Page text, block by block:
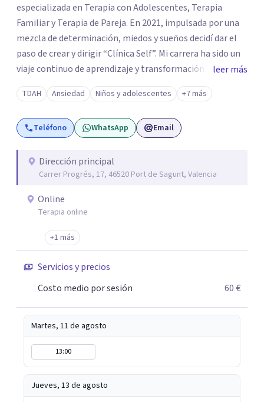
especializada en Terapia con Adolescentes, Terapia
Familiar y Terapia de Pareja. En 2021, impulsada por una
mezcla de determinación, miedos y sueños decidí dar el
paso de crear y dirigir “Clínica Self”. Mi carrera ha sido un
viaje continuo de aprendizaje y transformación,
moldeado por másters, especializaciones y experiencias
que han reafirmado mi verdadera vocación: acompañar a
familias y adolescentes en sus momentos más cruciales,
guiándolos hacia relaciones más saludables y un
leer más
TDAH Ansiedad Niños y adolescentes +7 más
Teléfono WhatsApp Email
Dirección principal
Carrer Progrés, 17, 46520 Port de Sagunt, Valencia
Online
Terapia online
+1 más
Servicios y precios
Costo medio por sesión
60 €
Martes, 11 de agosto
13:00
Jueves, 13 de agosto